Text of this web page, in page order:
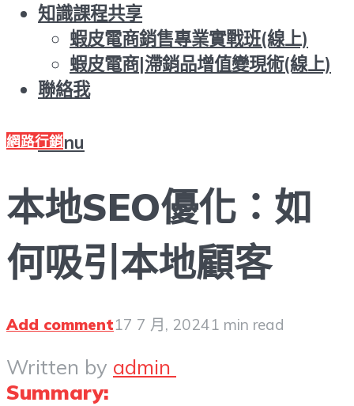
知識課程共享
蝦皮電商銷售專業實戰班(線上)
蝦皮電商|滯銷品增值變現術(線上)
聯絡我
Menu
網路行銷
本地SEO優化：如
何吸引本地顧客
Add comment17 7 月, 20241 min read
Written by admin
Summary: